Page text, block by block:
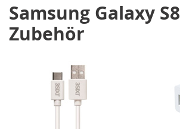
Samsung Galaxy S8
Zubehör